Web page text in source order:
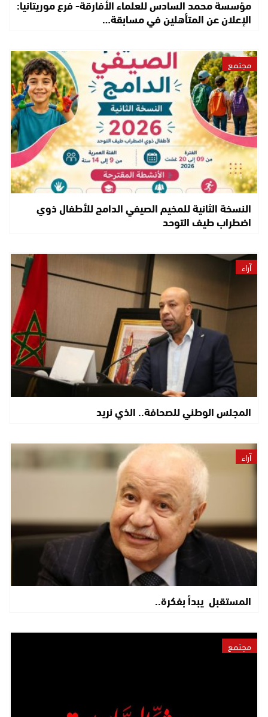
مؤسسة محمد السادس للعلماء الأفارقة- فرع موريتانيا:
الإعلان عن المتأهلين في مسابقة…
مجتمع
النسخة الثانية للمخيم الصيفي الدامج للأطفال ذوي
اضطراب طيف التوحد
آراء
المجلس الوطني للصحافة.. الذي نريد
آراء
المستقبل يبدأ بفكرة..
مجتمع